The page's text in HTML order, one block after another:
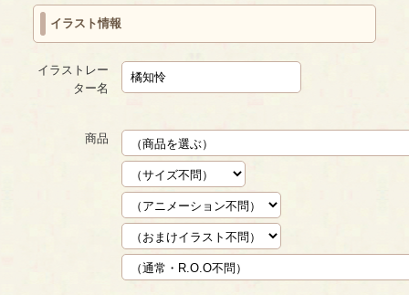
イラスト情報
イラストレー
ター名
商品